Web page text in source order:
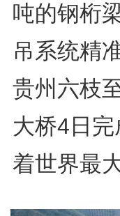
吨的钢桁
吊系统精
贵州六枝
大桥4日
着世界最